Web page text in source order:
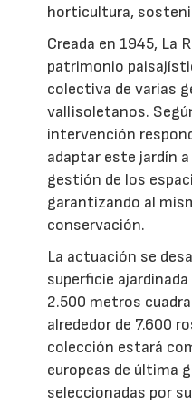
horticultura,
Creada en 1945, La
patrimonio
colectiva de varias
vallisoletanos.
intervención
adaptar este jardín
gestión de los
garantizando al
conservación.
La actuación se
superficie
2.500 metros
alrededor de 7.600
colección estará
europeas de última
seleccionadas por